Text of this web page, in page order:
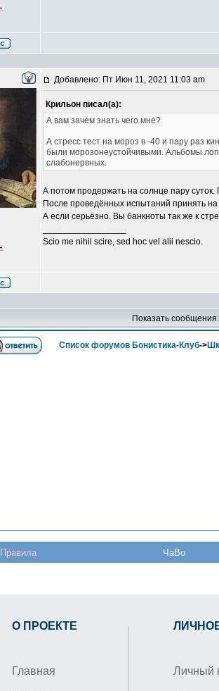
Добавлено: Пт Июн 11, 2021 11:03 am
Крильон писал(а):
А вам зачем знать чего мне?
А стресс тест на мороз в -40 и пару раз
были морозонеустойчивыми. Альбомы
слабонервных.
А потом продержать на солнце пару суток.
После проведённых испытаний принять
А если серьёзно. Вы банкноты так же к
Scio me nihil scire, sed hoc vel alii nescio.
Показать
Список форумов Бонистика-Клуб->
Правила ЧаВо
О ПРОЕКТЕ
Главная Личный